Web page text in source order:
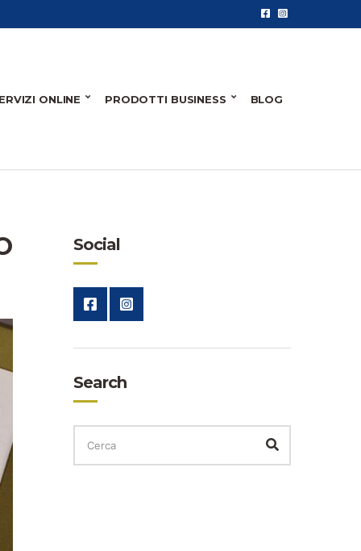
ONLINE PRODOTTI BUSINESS BLOG
Social
Search
CERCA
PER: